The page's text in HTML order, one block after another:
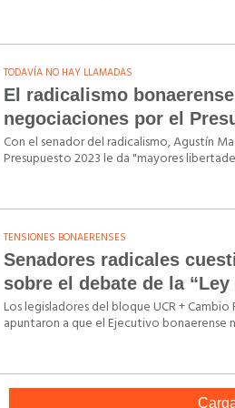
TODAVÍA NO HAY LLAMADAS
El radicalismo
negociaciones por el
Con el senador del radicalismo, Agustín
Presupuesto 2023 le da "mayores
TENSIONES BONAERENSES
Senadores radicales
sobre el debate de la “Ley
Los legisladores del bloque UCR +
apuntaron a que el Ejecutivo bonaerense